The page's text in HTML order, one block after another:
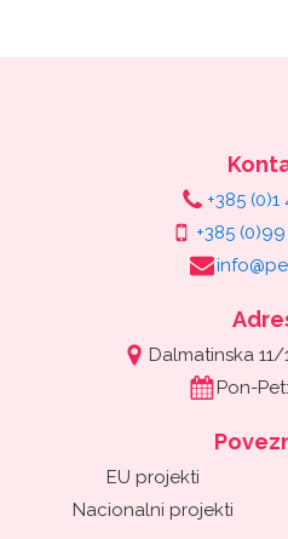
+385
+385
Dalmatinska
Pon-
EU projekti
Nacionalni projekti